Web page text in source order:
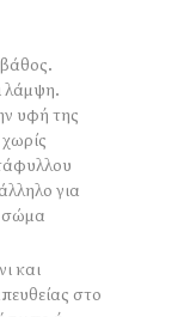
λάμψη.
υφή της
για
σώμα
και
στο